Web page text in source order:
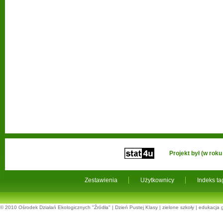
Zestawienia Użytkownicy Indeks
Projekt był (w
© 2010 Ośrodek Działań Ekologicznych "Źródła" | Dzień Pustej Klasy | zielone szkoły | edukacja